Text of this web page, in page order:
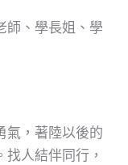
師、學長姐、學
氣，著陸以後的
人結伴同行，